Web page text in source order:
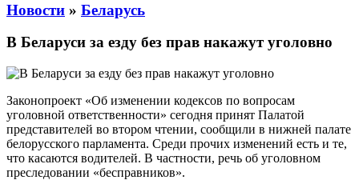
Новости » Беларусь
В Беларуси за езду без прав накажут уголовно
Законопроект «Об изменении кодексов по вопросам
уголовной ответственности» сегодня принят Палатой
представителей во втором чтении, сообщили в нижней палате
белорусского парламента. Среди прочих изменений есть и те,
что касаются водителей. В частности, речь об уголовном
преследовании «бесправников».